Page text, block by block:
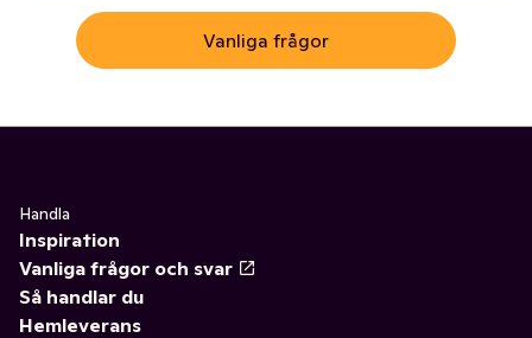
Vanliga frågor
Handla
Inspiration
Vanliga frågor och svar
Så handlar du
Hemleverans